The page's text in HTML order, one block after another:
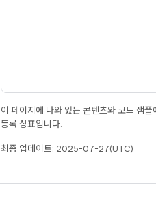
이 페이지에 나와 있는 콘텐츠와 코드 샘플
등록 상표입니다.
최종 업데이트: 2025-07-27(UTC)